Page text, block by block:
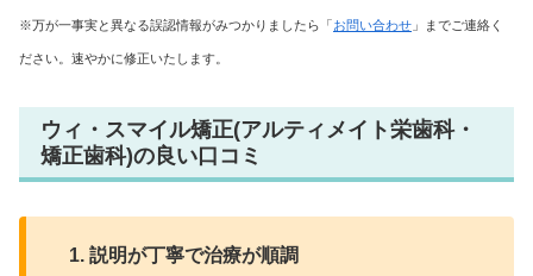
※万が一事実と異なる誤認情報がみつかりましたら「お問い合わせ 」までご連絡く
ださい。速やかに修正いたします。
ウィ・スマイル矯正(アルティメイト栄歯科・
矯正歯科)の良い口コミ
説明が丁寧で治療が順調